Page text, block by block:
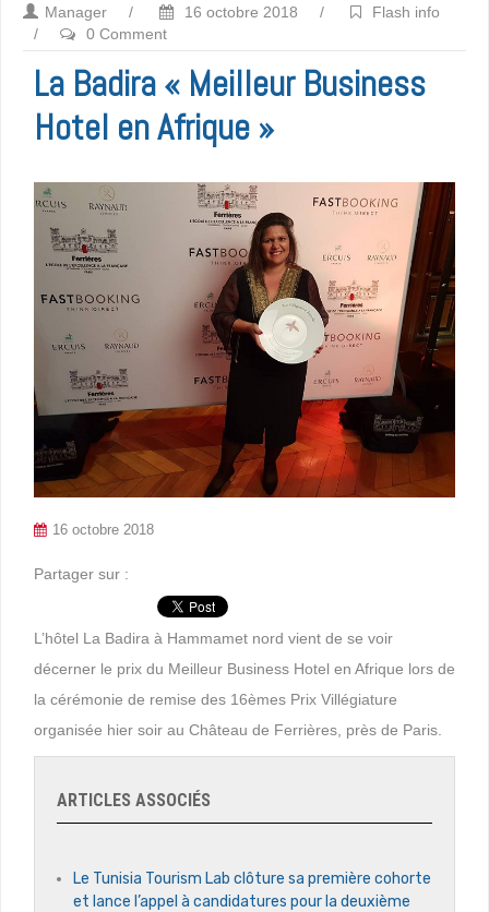
Manager / 16 octobre 2018 /
Flash info
/
0 Comment
La Badira « Meilleur Business
Hotel en Afrique »
16 octobre 2018
Partager sur :
L’hôtel La Badira à Hammamet nord vient de se voir
décerner le prix du Meilleur Business Hotel en Afrique lors de
la cérémonie de remise des 16èmes Prix Villégiature
organisée hier soir au Château de Ferrières, près de Paris.
ARTICLES ASSOCIÉS
Le Tunisia Tourism Lab clôture sa première cohorte
et lance l’appel à candidatures pour la deuxième